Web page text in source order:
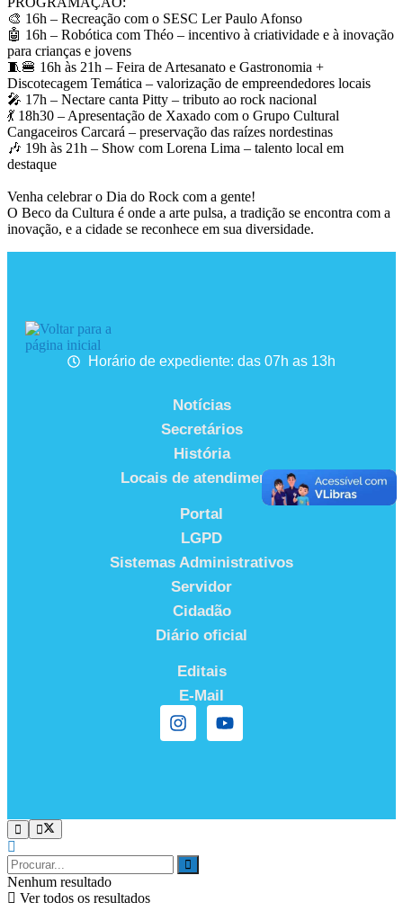
🎨 16h – Recreação com o SESC Ler Paulo Afonso
🤖 16h – Robótica com Théo – incentivo à criatividade e à inovação
para crianças e jovens
🧵🍔 16h às 21h – Feira de Artesanato e Gastronomia +
Discotecagem Temática – valorização de empreendedores locais
🎤 17h – Nectare canta Pitty – tributo ao rock nacional
💃 18h30 – Apresentação de Xaxado com o Grupo Cultural
Cangaceiros Carcará – preservação das raízes nordestinas
🎶 19h às 21h – Show com Lorena Lima – talento local em
destaque
Venha celebrar o Dia do Rock com a gente!
O Beco da Cultura é onde a arte pulsa, a tradição se encontra com a
inovação, e a cidade se reconhece em sua diversidade.​
Horário de expediente: das 07h as 13h
Notícias
Secretários
História
Locais de atendimento
Portal
LGPD
Sistemas Administrativos
Servidor
Cidadão
Diário oficial
Editais
E-Mail
Nenhum resultado
Ver todos os resultados